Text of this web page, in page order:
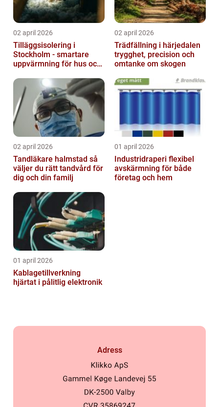
02 april 2026
Tilläggsisolering i
Stockholm - smartare
uppvärmning för hus och
02 april 2026
Trädfällning i härjedalen
trygghet, precision och
omtanke om skogen
02 april 2026
Tandläkare halmstad så
väljer du rätt tandvård för
dig och din familj
01 april 2026
Industridraperi flexibel
avskärmning för både
företag och hem
01 april 2026
Kablagetillverkning
hjärtat i pålitlig elektronik
Adress